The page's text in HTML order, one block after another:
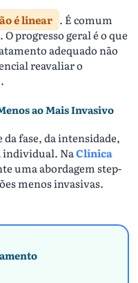
é linear . É comum
progresso geral é o que
adequado não
reavaliar o
ao Mais Invasivo
fase, da intensidade,
individual. NaClínica
uma abordagem step-
menos invasivas.